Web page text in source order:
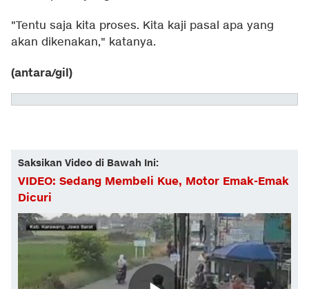
"Tentu saja kita proses. Kita kaji pasal apa yang
akan dikenakan," katanya.
(antara/gil)
Saksikan Video di Bawah Ini:
VIDEO: Sedang Membeli Kue, Motor Emak-Emak
Dicuri